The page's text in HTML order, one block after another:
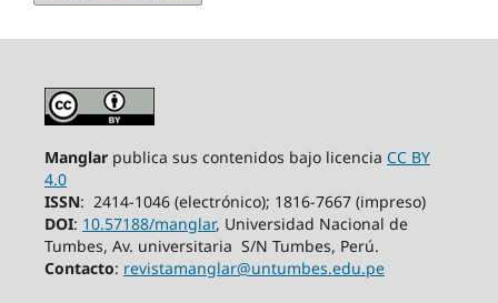
Manglarpublica sus contenidos bajo licencia CC BY
4.0
ISSN: 2414-1046 (electrónico); 1816-7667 (impreso)
DOI: 10.57188/manglar, Universidad Nacional de
Tumbes, Av. universitaria S/N Tumbes, Perú.
Contacto: revistamanglar@untumbes.edu.pe